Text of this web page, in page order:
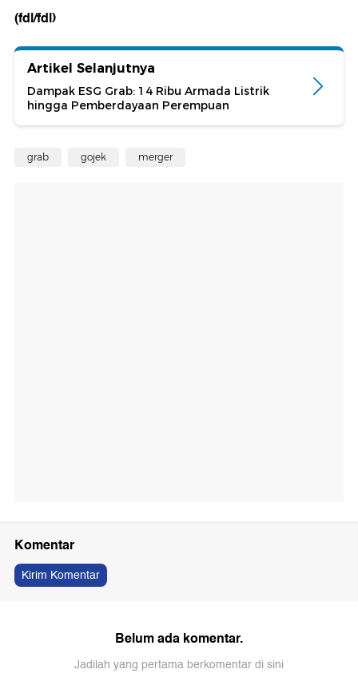
(fdl/fdl)
Artikel Selanjutnya
Dampak ESG Grab: 14 Ribu Armada Listrik
hingga Pemberdayaan Perempuan
grab gojek merger
Komentar
Kirim Komentar
Belum ada komentar.
Jadilah yang pertama berkomentar di sini